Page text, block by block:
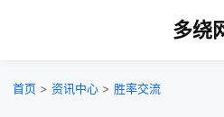
多绕
首页 > 资讯中心 > 胜率交流